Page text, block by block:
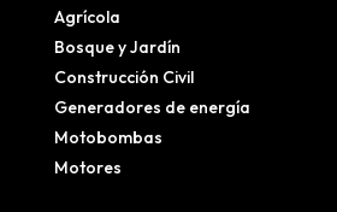
Agrícola
Bosque y Jardín
Construcción Civil
Generadores de energía
Motobombas
Motores